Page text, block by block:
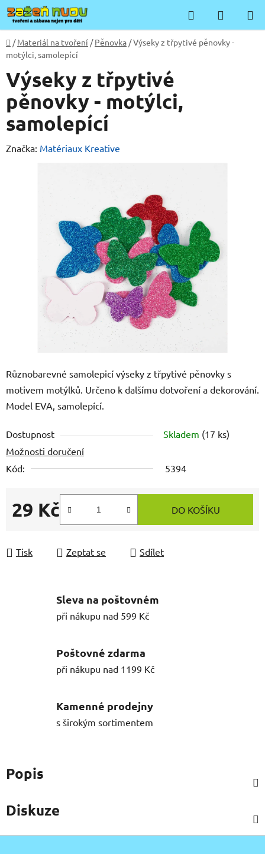
Přejít
na
obsah
Hledat
KOŠÍK
Domů
/ Materiál na tvoření / Pěnovka /Výseky z třpytivé pěnovky -
motýlci, samolepící
Různobarevné samolepicí výseky z třpytivé pěnovky s
motivem motýlků. Určeno k dalšímu dotvoření a dekorování.
Model EVA, samolepící.
Dostupnost Skladem (17 ks)
Možnosti doručení
Kód:
5394
29 Kč
Měrná cena:
DO KOŠÍKU
Tisk Zeptat se Sdílet
Výseky z třpytivé
pěnovky - motýlci,
samolepící
Značka: Matériaux Kreative
Sleva na poštovném
při nákupu nad 599 Kč
Poštovné zdarma
při nákupu nad 1199 Kč
Kamenné prodejny
s širokým sortimentem
Popis
Diskuze